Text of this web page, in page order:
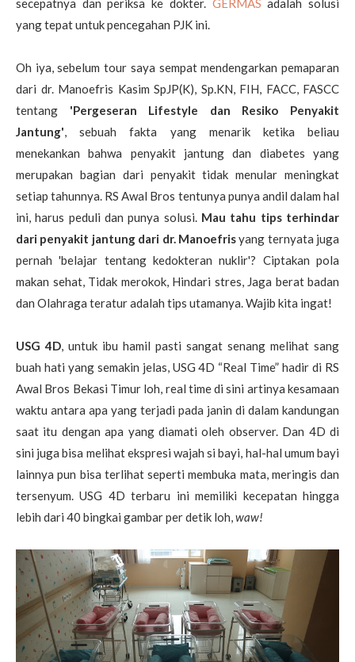
secepatnya dan periksa ke dokter. GERMAS adalah solusi
yang tepat untuk pencegahan PJK ini.
Oh iya, sebelum tour saya sempat mendengarkan pemaparan
dari dr. Manoefris Kasim SpJP(K), Sp.KN, FIH, FACC, FASCC
tentang 'Pergeseran Lifestyle dan Resiko Penyakit
Jantung', sebuah fakta yang menarik ketika beliau
menekankan bahwa penyakit jantung dan diabetes yang
merupakan bagian dari penyakit tidak menular meningkat
setiap tahunnya. RS Awal Bros tentunya punya andil dalam hal
ini, harus peduli dan punya solusi.Mau tahu tips terhindar
dari penyakit jantung dari dr. Manoefrisyang ternyata juga
pernah 'belajar tentang kedokteran nuklir'? Ciptakan pola
makan sehat, Tidak merokok, Hindari stres, Jaga berat badan
dan Olahraga teratur adalah tips utamanya. Wajib kita ingat!
USG 4D, untuk ibu hamil pasti sangat senang melihat sang
buah hati yang semakin jelas, USG 4D “Real Time” hadir di RS
Awal Bros Bekasi Timur loh, real time di sini artinya kesamaan
waktu antara apa yang terjadi pada janin di dalam kandungan
saat itu dengan apa yang diamati oleh observer. Dan 4D di
sini juga bisa melihat ekspresi wajah si bayi, hal-hal umum bayi
lainnya pun bisa terlihat seperti membuka mata, meringis dan
tersenyum. USG 4D terbaru ini memiliki kecepatan hingga
lebih dari 40 bingkai gambar per detik loh,waw!